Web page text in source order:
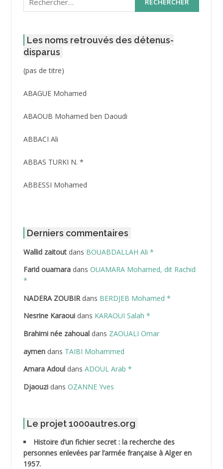
Les noms retrouvés des détenus-
disparus
(pas de titre)Post
3416
ABAGUE Mohamed
ABAOUB Mohamed ben Daoudi
ABBACI Ali
ABBAS TURKI N. *
ABBESSI Mohamed
ABDAT Amar
ABDEDDAIM Hamid
ABDELAZIZ Mohamed
ABDELHAFID Lakhdar
ABDELLI Mohamed
ABDELLI Mohamed *
ABDELMOUMENE Ahmed
ABDESMED Mohamed ben Kaddour
Derniers commentaires
Wallid zaitoutdans BOUABDALLAH Ali *
Farid ouamaradans OUAMARA Mohamed, dit Rachid
*
NADERA ZOUBIRdans BERDJEB Mohamed *
Nesrine Karaouidans KARAOUI Salah *
Brahimi née zahoualdans ZAOUALI Omar
aymendans TAIBI Mohammed
Amara Adouldans ADOUL Arab *
Djaouzidans OZANNE Yves
Le projet 1000autres.org
Histoire d’un fichier secret : la recherche des
personnes enlevées par l’armée française à Alger en
1957.